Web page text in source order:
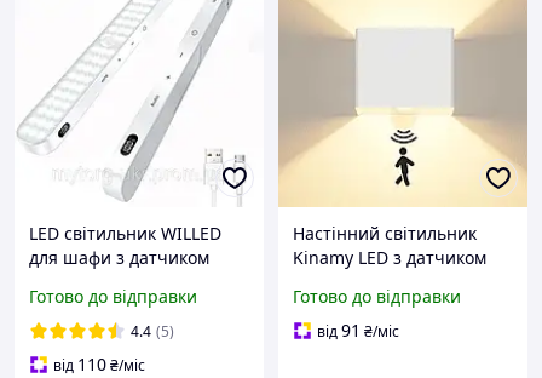
LED світильник WILLED
для шафи з датчиком
Готово до відправки
4.4 (5)
від 110₴/міс
Настінний світильник
Kinamy LED з датчиком
вітальні спальні
Готово до відправки
від91 ₴/міс